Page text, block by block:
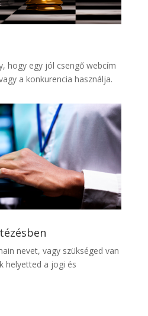
hogy egy jól csengő webcím
a konkurencia használja.
nevet, vagy szükséged van
helyetted a jogi és